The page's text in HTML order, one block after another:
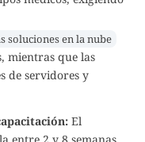
soluciones en la nube
mientras que las
de servidores y
El